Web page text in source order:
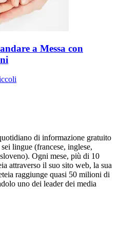
a Messa con
di informazione gratuito
lingue (francese, inglese,
Ogni mese, più di 10
attraverso il suo sito web, la sua
raggiunge quasi 50 milioni di
uno dei leader dei media